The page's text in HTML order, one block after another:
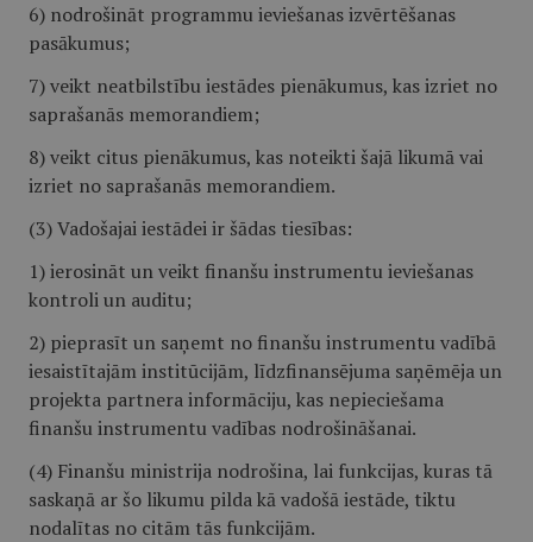
6) nodrošināt programmu ieviešanas izvērtēšanas
pasākumus;
7) veikt neatbilstību iestādes pienākumus, kas izriet no
saprašanās memorandiem;
8) veikt citus pienākumus, kas noteikti šajā likumā vai
izriet no saprašanās memorandiem.
(3) Vadošajai iestādei ir šādas tiesības:
1) ierosināt un veikt finanšu instrumentu ieviešanas
kontroli un auditu;
2) pieprasīt un saņemt no finanšu instrumentu vadībā
iesaistītajām institūcijām, līdzfinansējuma saņēmēja un
projekta partnera informāciju, kas nepieciešama
finanšu instrumentu vadības nodrošināšanai.
(4) Finanšu ministrija nodrošina, lai funkcijas, kuras tā
saskaņā ar šo likumu pilda kā vadošā iestāde, tiktu
nodalītas no citām tās funkcijām.